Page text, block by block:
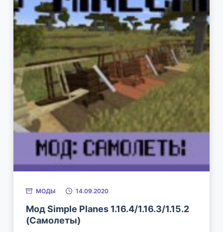
МОДЫ 14.09.2020
Мод Simple Planes 1.16.4/1.16.3/1.15.2
(Самолеты)